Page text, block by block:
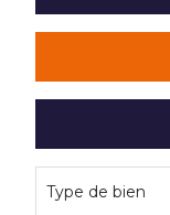
Du neuf
Type de bien